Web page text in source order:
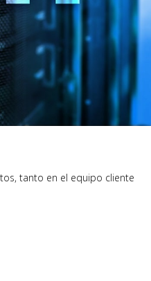
tanto en el equipo cliente